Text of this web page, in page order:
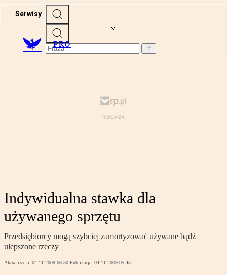
Serwisy
PRO
Indywidualna stawka dla
używanego sprzętu
Przedsiębiorcy mogą szybciej zamortyzować używane bądź
ulepszone rzeczy
Aktualizacja: 04.11.2009 06:50 Publikacja: 04.11.2009 05:45